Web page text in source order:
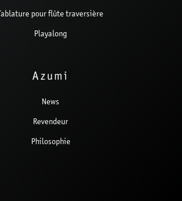
Tablature pour flûte traversière
Playalong
Azumi
News
Revendeur
Philosophie